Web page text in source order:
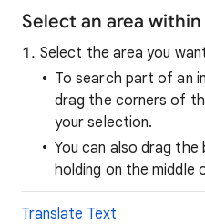
Select an area
Select the area you
To search part of an
drag the corners of
your selection.
You can also drag the
holding on the middle
Translate Text